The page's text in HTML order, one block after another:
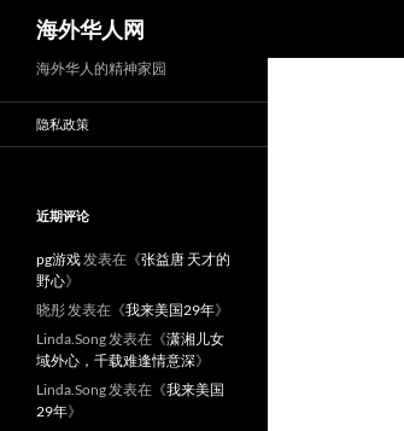
海外华人网
海外华人的精神家园
隐私政策
近期评论
pg游戏发表在《张益唐 天才的
野心》
晓彤发表在《我来美国29年》
Linda.Song发表在《潇湘儿女
域外心，千载难逢情意深》
Linda.Song发表在《我来美国
29年》